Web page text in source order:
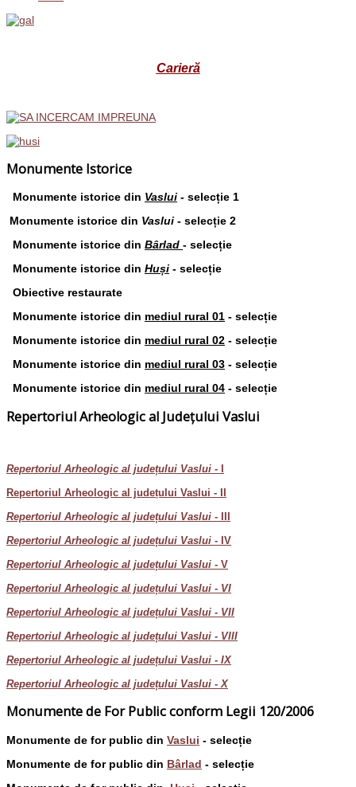
Carieră
Monumente Istorice
Monumente istorice din Vaslui - selecție 1
Monumente istorice din Vaslui - selecție 2
Monumente istorice din Bârlad - selecție
Monumente istorice din Huși - selecție
Obiective restaurate
Monumente istorice din mediul rural 01 - selecție
Monumente istorice din mediul rural 02 - selecție
Monumente istorice din mediul rural 03 - selecție
Monumente istorice din mediul rural 04 - selecție
Repertoriul Arheologic al Județului Vaslui
Repertoriul Arheologic al județului Vaslui -
Repertoriul Arheologic al județului Vaslui - II
Repertoriul Arheologic al județului Vaslui - III
Repertoriul Arheologic al județului Vaslui - IV
Repertoriul Arheologic al județului Vaslui - V
Repertoriul Arheologic al județului Vaslui - VI
Repertoriul Arheologic al județului Vaslui - VII
Repertoriul Arheologic al județului Vaslui - VIII
Repertoriul Arheologic al județului Vaslui - IX
Repertoriul Arheologic al județului Vaslui - X
Monumente de For Public conform Legii 120/2006
Monumente de for public din Vaslui - selecție
Monumente de for public din Bârlad - selecție